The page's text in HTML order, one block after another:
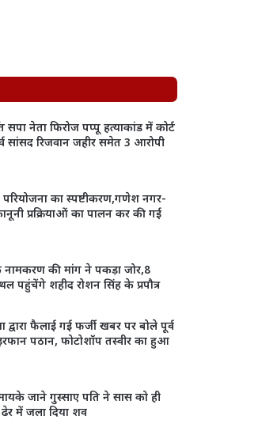
सपा नेता फिरोज पप्पू हत्याकांड में कोर्ट
सांसद रिजवान जहीर समेत 3 आरोपी
परियोजना का स्पष्टीकरण,गणेश नगर-
प्रक्रियाओं का पालन कर की गई
की मांग ने पकड़ा जोर,8
पहुंचेंगे शहीद रोशन सिंह के प्रपौत्र
द्वारा फैलाई गई फर्जी खबर पर बोले पूर्व
पठान, फोटोशॉप तस्वीर का हुआ
जाने गुस्साए पति ने सास को ही
में जला दिया शव